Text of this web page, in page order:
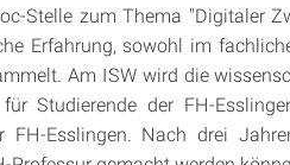
Stelle zum Thema "Digitaler
Erfahrung, sowohl im
Am ISW wird die
Studierende der FH-
FH-Esslingen. Nach drei